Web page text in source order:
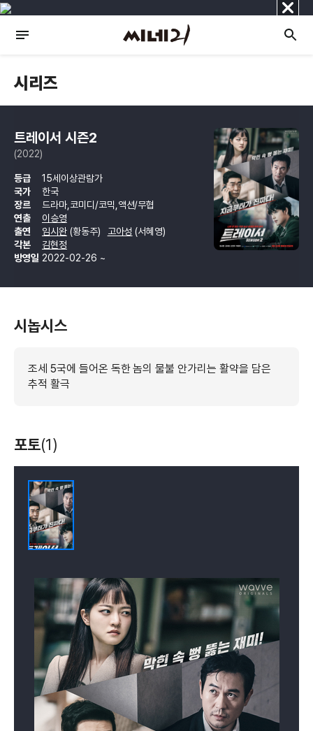
닫
기
시리즈
트레이서 시즌2
(2022)
등급
15세이상관람가
국가
한국
장르
드라마,코미디/코믹,액션/무협
연출
이승영
출연
임시완(황동주) 고아성 (서혜영)
각본
김현정
방영일 2022-02-26 ~
시놉시스
조세 5국에 들어온 독한 놈의 물불 안가리는 활약을 담은
추적 활극
포토(1)